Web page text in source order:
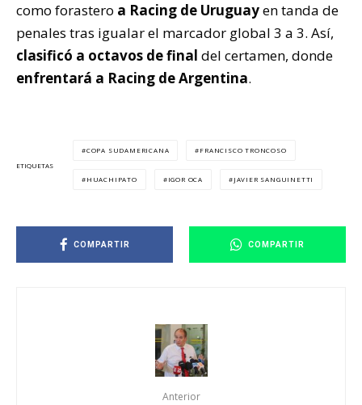
como forastero a Racing de Uruguayen tanda de
penales tras igualar el marcador global 3 a 3. Así,
clasificó a octavos de final del certamen, donde
enfrentará a Racing de Argentina.
ETIQUETAS
COPA SUDAMERICANA FRANCISCO TRONCOSO
HUACHIPATO IGOR OCA JAVIER SANGUINETTI
COMPARTIR COMPARTIR
Anterior